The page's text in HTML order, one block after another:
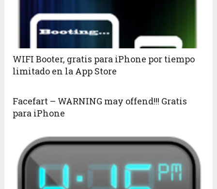
WIFI Booter, gratis para iPhone por tiempo
limitado en la App Store
Facefart – WARNING may offend!!! Gratis
para iPhone